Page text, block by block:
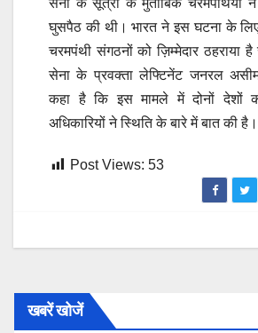
सेना के सूत्रों के मुताबिक चरमपंथियों ने
घुसपैठ की थी। भारत ने इस घटना के लिए
चरमपंथी संगठनों को ज़िम्मेदार ठहराया है
सेना के प्रवक्ता लेफ्टिनेंट जनरल
कहा है कि इस मामले में दोनों देशों
अधिकारियों ने स्थिति के बारे में बात की है।
Post Views: 53
खबरें खोजें